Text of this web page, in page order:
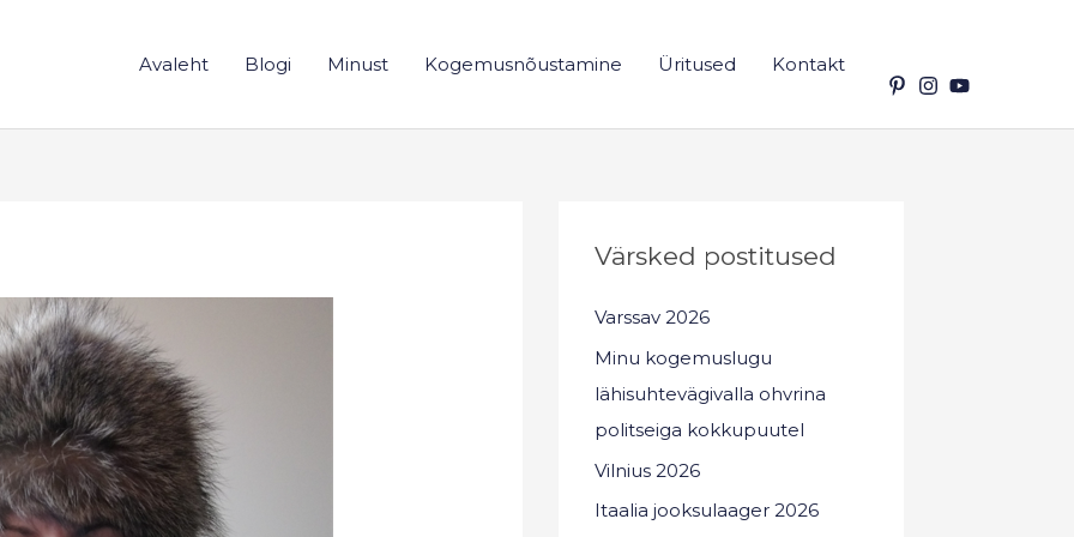
Avaleht Blogi Minust Kogemusnõustamine Üritused Kontakt
Värsked postitused
Varssav 2026
Minu kogemuslugu
lähisuhtevägivalla ohvrina
politseiga kokkupuutel
Vilnius 2026
Itaalia jooksulaager 2026